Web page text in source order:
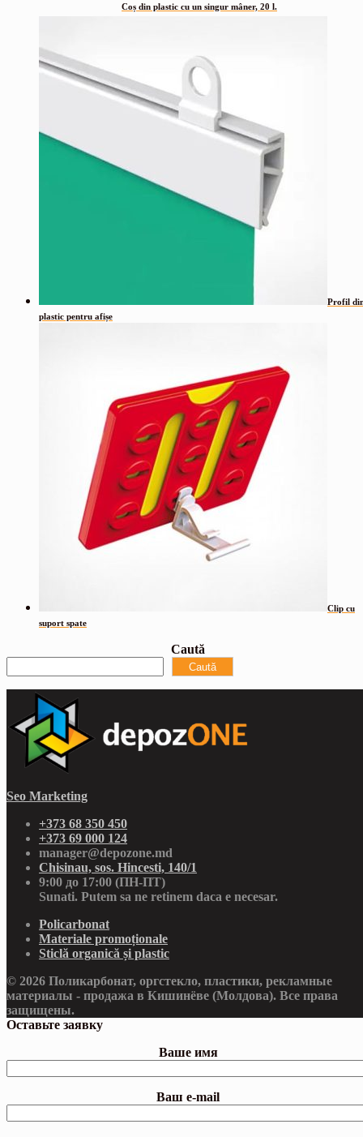
Coș din plastic cu un singur mâner, 20 l.
Profil
plastic pentru afișe
Clip cu
suport spate
Caută
Caută
Seo Marketing
+373 68 350 450
+373 69 000 124
manager@depozone.md
Chisinau, sos. Hincesti, 140/1
9:00 до 17:00 (ПН-ПТ)
Sunati. Putem sa ne retinem daca e necesar.
Policarbonat
Materiale promoționale
Sticlă organică și plastic
© 2026 Поликарбонат, оргстекло, пластики, рекламные
материалы - продажа в Кишинёве (Молдова). Все права
защищены.
Оставьте заявку
Ваше имя
Ваш e-mail